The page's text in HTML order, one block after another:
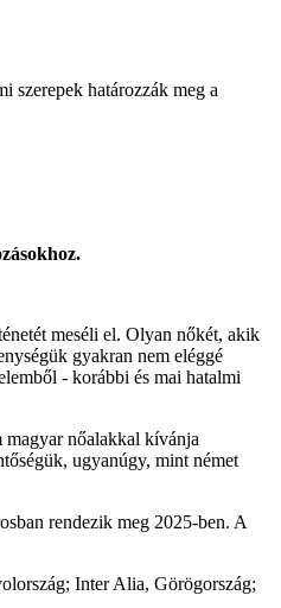
szerepek határozzák meg a
meséli el. Olyan nőkét, akik
gyakran nem eléggé
- korábbi és mai hatalmi
nőalakkal kívánja
ugyanúgy, mint német
rendezik meg 2025-ben. A
Inter Alia, Görögország;